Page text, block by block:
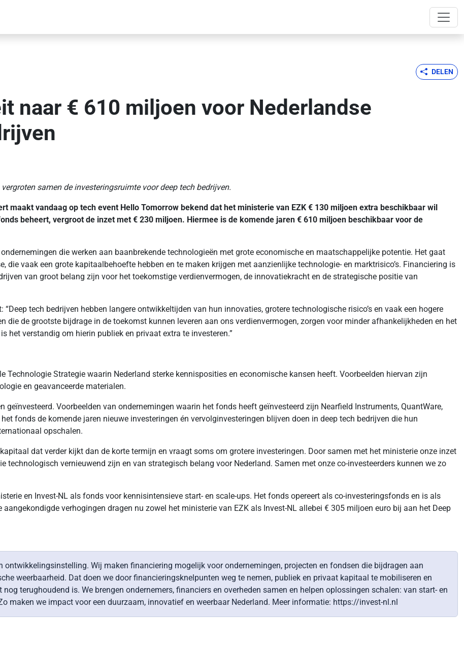
DELEN
naar € 610 miljoen voor Nederlandse
samen de investeringsruimte voor deep tech bedrijven.
maakt vandaag op tech event Hello Tomorrow bekend dat het ministerie van EZK € 130 miljoen extra beschikbaar wil
beheert, vergroot de inzet met € 230 miljoen. Hiermee is de komende jaren € 610 miljoen beschikbaar voor de
die werken aan baanbrekende technologieën met grote economische en maatschappelijke potentie. Het gaat
die vaak een grote kapitaalbehoefte hebben en te maken krijgen met aanzienlijke technologie- en marktrisico’s. Financiering is
van groot belang zijn voor het toekomstige verdienvermogen, de innovatiekracht en de strategische positie van
tech bedrijven hebben langere ontwikkeltijden van hun innovaties, grotere technologische risico’s en vaak een hogere
de grootste bijdrage in de toekomst kunnen leveren aan ons verdienvermogen, zorgen voor minder afhankelijkheden en het
verstandig om hierin publiek en privaat extra te investeren.”
Technologie Strategie waarin Nederland sterke kennisposities en economische kansen heeft. Voorbeelden hiervan zijn
en geavanceerde materialen.
Voorbeelden van ondernemingen waarin het fonds heeft geïnvesteerd zijn Nearfield Instruments, QuantWare,
fonds de komende jaren nieuwe investeringen én vervolginvesteringen blijven doen in deep tech bedrijven die hun
opschalen.
dat verder kijkt dan de korte termijn en vraagt soms om grotere investeringen. Door samen met het ministerie onze inzet
technologisch vernieuwend zijn en van strategisch belang voor Nederland. Samen met onze co-investeerders kunnen we zo
en Invest-NL als fonds voor kennisintensieve start- en scale-ups. Het fonds opereert als co-investeringsfonds en is als
verhogingen dragen nu zowel het ministerie van EZK als Invest-NL allebei € 305 miljoen euro bij aan het Deep
ontwikkelingsinstelling. Wij maken financiering mogelijk voor ondernemingen, projecten en fondsen die bijdragen aan
weerbaarheid. Dat doen we door financieringsknelpunten weg te nemen, publiek en privaat kapitaal te mobiliseren en
terughoudend is. We brengen ondernemers, financiers en overheden samen en helpen oplossingen schalen: van start- en
maken we impact voor een duurzaam, innovatief en weerbaar Nederland. Meer informatie: https://invest-nl.nl